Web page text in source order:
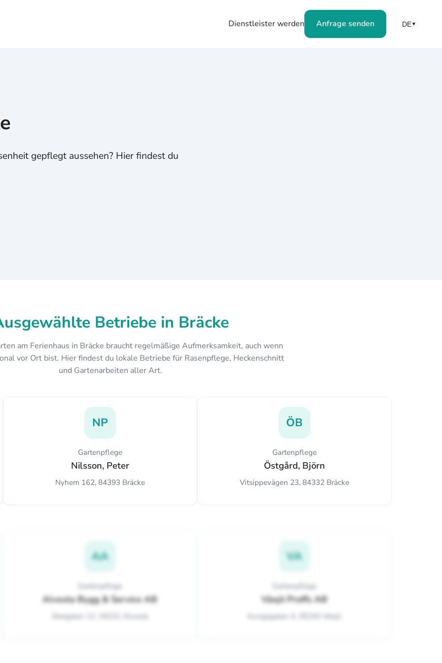
Dienstleister werden Anfrage senden DE▼
gepflegt aussehen? Hier findest du
Betriebe in Bräcke
am Ferienhaus in Bräcke braucht regelmäßige Aufmerksamkeit, auch wenn
vor Ort bist. Hier findest du lokale Betriebe für Rasenpflege, Heckenschnitt
und Gartenarbeiten aller Art.
NP
Gartenpflege
Nilsson, Peter
Nyhem 162, 84393 Bräcke
ÖB
Gartenpflege
Östgård, Björn
Vitsippevägen 23, 84332 Bräcke
AA
Gartenpflege
Alvesta Bygg & Service AB
Storgatan 12, 34231 Alvesta
VA
Gartenpflege
Växjö Proffs AB
Kungsgatan 4, 35243 Växjö